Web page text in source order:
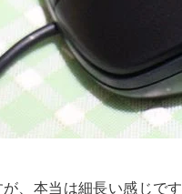
、本当は細長い感じで